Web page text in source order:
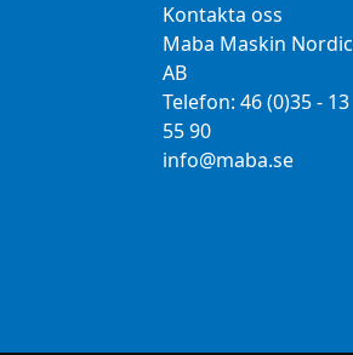
Kontakta oss
Maba Maskin Nordic
AB
Telefon: 46 (0)35 - 13
55 90
info@maba.se